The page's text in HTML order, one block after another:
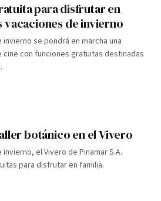
para disfrutar en
vacaciones de invierno
se pondrá en marcha una
con funciones gratuitas destinadas
botánico en el Vivero
el Vivero de Pinamar S.A.
para disfrutar en familia.